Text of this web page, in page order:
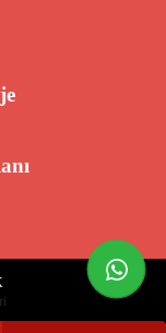
whatsapp